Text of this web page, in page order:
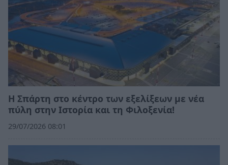
Η Σπάρτη στο κέντρο των εξελίξεων με νέα
πύλη στην Ιστορία και τη Φιλοξενία!
29/07/2026 08:01